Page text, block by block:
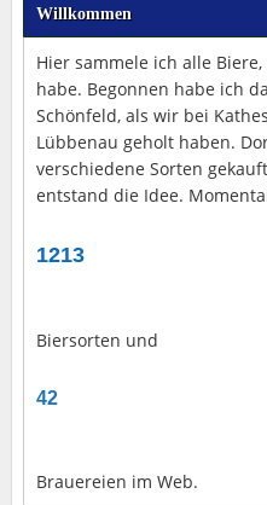
Willkommen
Hier sammele ich alle
habe. Begonnen habe ich
Schönfeld, als wir bei
Lübbenau geholt haben.
verschiedene Sorten
entstand die Idee.
1213
Biersorten und
42
Brauereien im Web.